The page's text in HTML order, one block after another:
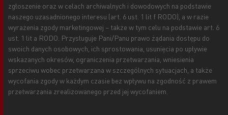
zgłoszenie oraz w celach archiwalnych i dowodowych na podstawie
naszego uzasadnionego interesu (art. 6 ust. 1 lit f RODO), a w razie
wyrażenia zgody marketingowej – także w tym celu na podstawie art. 6
ust. 1 lit a RODO. Przysługuje Pani/Panu prawo żądania dostępu do
swoich danych osobowych, ich sprostowania, usunięcia po upływie
wskazanych okresów, ograniczenia przetwarzania, wniesienia
sprzeciwu wobec przetwarzana w szczególnych sytuacjach, a także
wycofania zgody w każdym czasie bez wpływu na zgodność z prawem
przetwarzania zrealizowanego przed jej wycofaniem.